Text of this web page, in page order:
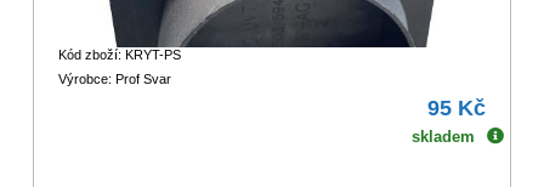
Kód zboží: KRYT-PS
Výrobce: Prof Svar
95 Kč
skladem